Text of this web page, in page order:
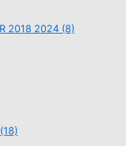
2018 2024 (8)
(18)